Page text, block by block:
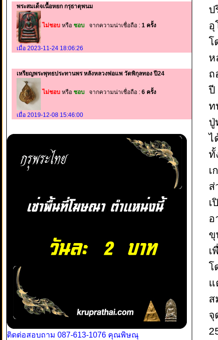
พระสมเด็จเนื้อหยก กรุธาตุพนม
ไม่ชอบ หรือ ชอบ จากความน่าเชื่อถือ : 1 ครั้ง
เมื่อ 2023-11-24 18:06:26
เหรียญพระพุทธประทานพร หลังหลวงพ่อแพ วัดพิกุลทอง ปี24
ไม่ชอบ หรือ ชอบ จากความน่าเชื่อถือ : 6 ครั้ง
เมื่อ 2019-12-08 15:46:00
ติดต่อสอบถาม 087-613-1076 คุณพิษณุ
ป
อุ
โ
ห
ถ
ปี
ท
ปู่
ไ
ทั้
เ
ส่
เ
อ
ขุ
เ
โ
แ
ส
จุ